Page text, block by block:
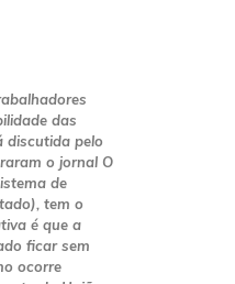
das
discutida pelo
o jornal O
de
tem o
é que a
ficar sem
ocorre